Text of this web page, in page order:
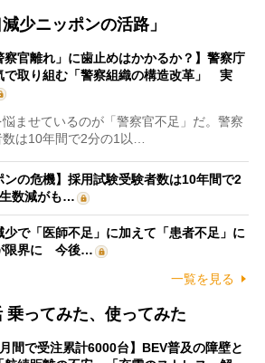
少ニッポンの活路」
察官離れ」に歯止めはかかるか？】警察庁
で取り組む「警察組織の構造改革」 実
ませているのが「警察官不足」だ。警察
は10年間で2分の1以…
ンの危機】採用試験受験者数は10年間で2
数減がも…
少で「医師不足」に加えて「患者不足」に
限界に 今後…
一覧を見る
乗ってみた、使ってみた
月間で受注累計6000台】BEV普及の障壁と